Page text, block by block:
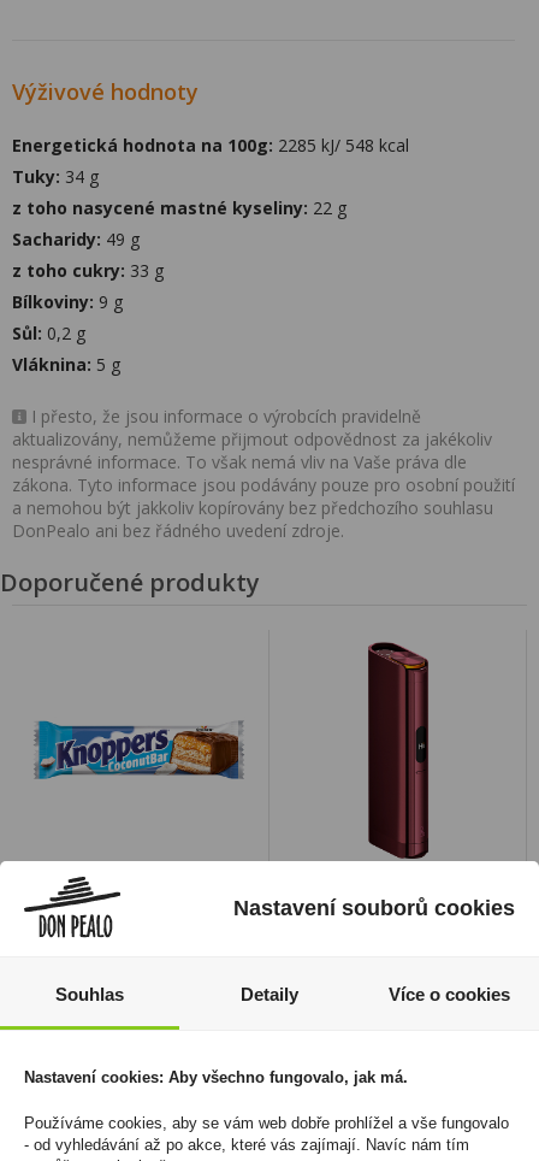
Výživové hodnoty
Energetická hodnota na 100g: 2285 kJ/ 548 kcal
Tuky: 34 g
z toho nasycené mastné kyseliny: 22 g
Sacharidy: 49 g
z toho cukry: 33 g
Bílkoviny: 9 g
Sůl: 0,2 g
Vláknina: 5 g
I přesto, že jsou informace o výrobcích pravidelně
aktualizovány, nemůžeme přijmout odpovědnost za jakékoliv
nesprávné informace. To však nemá vliv na Vaše práva dle
zákona. Tyto informace jsou podávány pouze pro osobní použití
a nemohou být jakkoliv kopírovány bez předchozího souhlasu
DonPealo ani bez řádného uvedení zdroje.
Doporučené produkty
Knoppers CoconutBar
Single 40g Storck
Cena za:
Ruby Burgundy
Cena za:1 ks
Nastavení souborů cookies
Souhlas Detaily Více o cookies
Nastavení cookies: Aby všechno fungovalo, jak má.
Používáme cookies, aby se vám web dobře prohlížel a vše fungovalo
- od vyhledávání až po akce, které vás zajímají. Navíc nám tím